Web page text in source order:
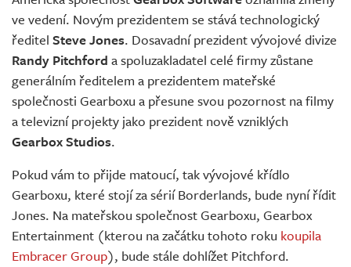
Živě
ve vedení. Novým prezidentem se stává technologický
ředitel Steve Jones. Dosavadní prezident vývojové divize
Randy Pitchford a spoluzakladatel celé firmy zůstane
generálním ředitelem a prezidentem mateřské
společnosti Gearboxu a přesune svou pozornost na filmy
a televizní projekty jako prezident nově vzniklých
Gearbox Studios.
Pokud vám to přijde matoucí, tak vývojové křídlo
Gearboxu, které stojí za sérií Borderlands, bude nyní řídit
Jones. Na mateřskou společnost Gearboxu, Gearbox
Entertainment (kterou na začátku tohoto roku koupila
Embracer Group), bude stále dohlížet Pitchford.